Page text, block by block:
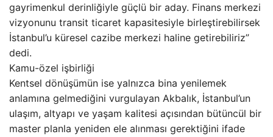
gayrimenkul derinliğiyle güçlü bir aday. Finans merkezi
vizyonunu transit ticaret kapasitesiyle birleştirebilirsek
İstanbul’u küresel cazibe merkezi haline getirebiliriz”
dedi.
Kamu-özel işbirliği
Kentsel dönüşümün ise yalnızca bina yenilemek
anlamına gelmediğini vurgulayan Akbalık, İstanbul’un
ulaşım, altyapı ve yaşam kalitesi açısından bütüncül bir
master planla yeniden ele alınması gerektiğini ifade